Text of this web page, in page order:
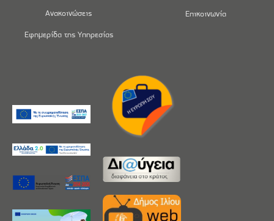
Ανακοινώσεις
Εφημερίδα της Υπηρεσίας
Επικοινωνία